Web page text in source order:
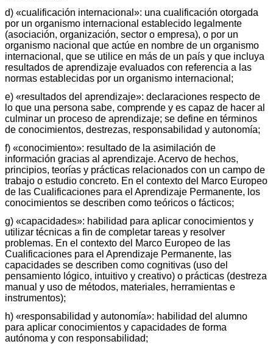
d) «cualificación internacional»: una cualificación otorgada
por un organismo internacional establecido legalmente
(asociación, organización, sector o empresa), o por un
organismo nacional que actúe en nombre de un organismo
internacional, que se utilice en más de un país y que incluya
resultados de aprendizaje evaluados con referencia a las
normas establecidas por un organismo internacional;
e) «resultados del aprendizaje»: declaraciones respecto de
lo que una persona sabe, comprende y es capaz de hacer al
culminar un proceso de aprendizaje; se define en términos
de conocimientos, destrezas, responsabilidad y autonomía;
f) «conocimiento»: resultado de la asimilación de
información gracias al aprendizaje. Acervo de hechos,
principios, teorías y prácticas relacionados con un campo de
trabajo o estudio concreto. En el contexto del Marco Europeo
de las Cualificaciones para el Aprendizaje Permanente, los
conocimientos se describen como teóricos o fácticos;
g) «capacidades»: habilidad para aplicar conocimientos y
utilizar técnicas a fin de completar tareas y resolver
problemas. En el contexto del Marco Europeo de las
Cualificaciones para el Aprendizaje Permanente, las
capacidades se describen como cognitivas (uso del
pensamiento lógico, intuitivo y creativo) o prácticas (destreza
manual y uso de métodos, materiales, herramientas e
instrumentos);
h) «responsabilidad y autonomía»: habilidad del alumno
para aplicar conocimientos y capacidades de forma
autónoma y con responsabilidad;